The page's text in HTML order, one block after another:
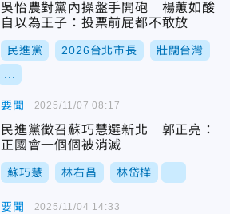
吳怡農對黨內操盤手開砲 楊蕙如酸
自以為王子：投票前屁都不敢放
民進黨 2026台北市長 壯闊台灣
要聞
民進黨徵召蘇巧慧選新北 郭正亮：
正國會一個個被消滅
蘇巧慧 林右昌 林岱樺
2025/11/07 08:17
要聞 2025/11/04 14:33